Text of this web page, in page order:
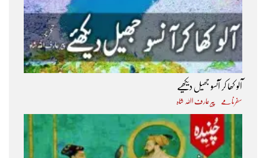
آلو کھا کر آنسو جھیل دیکھیے
سفرنامے پیر عارف اﷲ شاہ